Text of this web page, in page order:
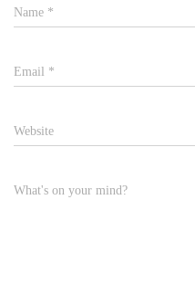
Name *
Email *
Website
What's on your mind?